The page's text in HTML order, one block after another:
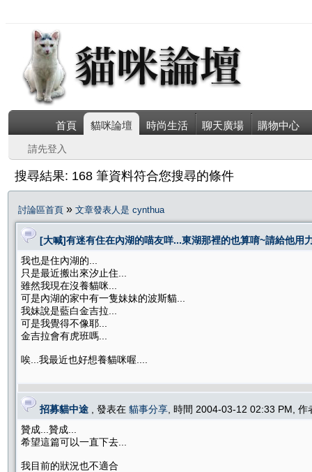
首頁 貓咪論壇 時尚生活 聊天廣場 購物中心
請先登入
搜尋結果: 168 筆資料符合您搜尋的條件
討論區首頁 » 文章發表人是 cynthua
[大喊]有迷有住在內湖的喵友咩...東湖那裡的也算唷~請給他用
我也是住內湖的...
只是最近搬出來汐止住...
雖然我現在沒養貓咪...
可是內湖的家中有一隻妹妹的波斯貓...
我妹說是藍白金吉拉...
可是我覺得不像耶...
金吉拉會有虎班嗎...
唉...我最近也好想養貓咪喔....
招募貓中途 , 發表在 貓事分享 , 時間 2004-03-12 02:33 PM,
贊成...贊成...
希望這篇可以一直下去...
我目前的狀況也不適合